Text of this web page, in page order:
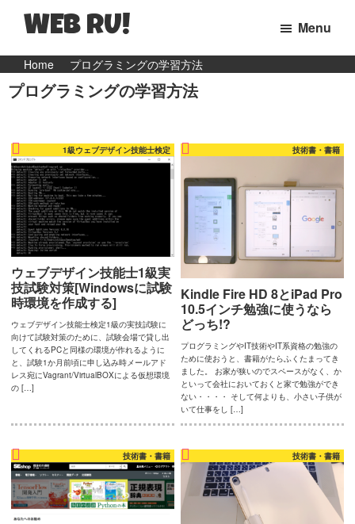
Skip
to
Skip
to
WEB RU!
マ
マ
WEB
ン
ジ
ニ
ア
の
日
常
と
ウ
ェ
ブ
制
作
い
ろ
い
Menu
Home プログラミングの学習方法
プログラミングの学習方法
1級ウェブデザイン技能士検定
ウェブデザイン技能士1級実
技試験対策[Windowsに試験
時環境を作成する]
ウェブデザイン技能士検定1級の実技試験に
向けて試験対策のために、試験会場で貸し出
してくれるPCと同様の環境が作れるように
と、試験1か月前頃に申し込み時メールアド
レス宛にVagrant/VirtualBOXによる仮想環境
の […]
技術書・書籍
Kindle Fire HD 8とiPad Pro
10.5インチ勉強に使うなら
どっち!?
プログラミングやIT技術やIT系資格の勉強の
ために使おうと、書籍がたらふくたまってき
ました。 お家が狭いのでスペースがなく、か
といって会社においておくと家で勉強ができ
ない・・・・ そして何よりも、小さい子供が
いて仕事をし […]
技術書・書籍 技術書・書籍